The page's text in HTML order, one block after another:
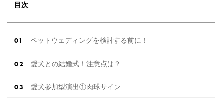
ン内容をま […]続きを読む
目次
ペットウェディングを検討する前に！
愛犬との結婚式！注意点は？
愛犬参加型演出①肉球サイン